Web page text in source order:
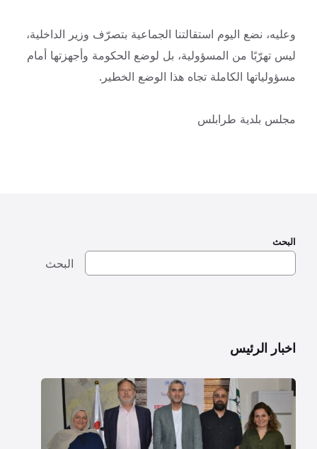
وعليه، نضع اليوم استقالتنا الجماعية بتصرّف وزير الداخلية،
ليس تهرّبًا من المسؤولية، بل لوضع الحكومة وأجهزتها أمام
مسؤولياتها الكاملة تجاه هذا الوضع الخطير.
مجلس بلدية طرابلس
البحث
البحث
اخبار الرئيس